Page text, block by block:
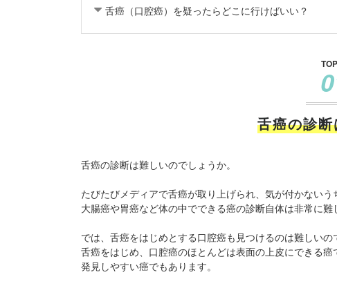
舌癌（口腔癌）を疑ったらどこに行けばいい？
舌癌の診
舌癌の診断は難しいのでしょうか。
たびたびメディアで舌癌が取り上げられ、気が付かない
大腸癌や胃癌など体の中でできる癌の診断自体は非常に難
では、舌癌をはじめとする口腔癌も見つけるのは難しいの
舌癌をはじめ、口腔癌のほとんどは表面の上皮にできる
発見しやすい癌でもあります。